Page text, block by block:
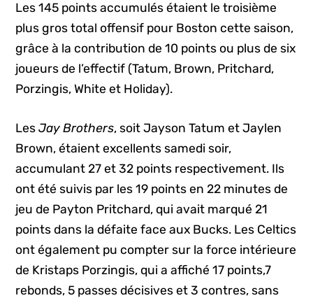
Les 145 points accumulés étaient le troisième
plus gros total offensif pour Boston cette saison,
grâce à la contribution de 10 points ou plus de six
joueurs de l’effectif (Tatum, Brown, Pritchard,
Porzingis, White et Holiday).
LesJay Brothers, soit Jayson Tatum et Jaylen
Brown, étaient excellents samedi soir,
accumulant 27 et 32 points respectivement. Ils
ont été suivis par les 19 points en 22 minutes de
jeu de Payton Pritchard, qui avait marqué 21
points dans la défaite face aux Bucks. Les Celtics
ont également pu compter sur la force intérieure
de Kristaps Porzingis, qui a affiché 17 points,7
rebonds, 5 passes décisives et 3 contres, sans